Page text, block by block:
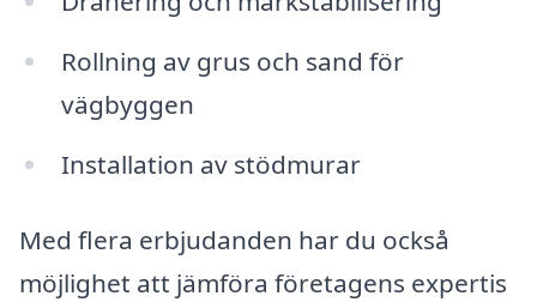
Rollning av grus och sand för
vägbyggen
Installation av stödmurar
Med flera erbjudanden har du också
möjlighet att jämföra företagens expertis